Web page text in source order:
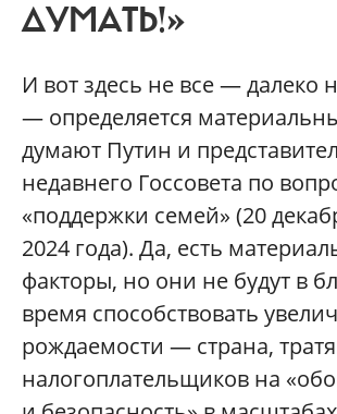
ДУМАТЬ!»
И вот здесь не все — далеко
— определяется
думают Путин и
недавнего Госсовета по
«поддержки семей» (20
2024 года). Да, есть
факторы, но они не будут в
время способствовать
рождаемости — страна,
налогоплательщиков на